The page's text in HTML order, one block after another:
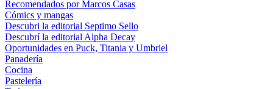
Recomendados por Marcos Casas
Cómics y mangas
Descubri la editorial Septimo Sello
Descubrí la editorial Alpha Decay
Oportunidades en Puck, Titania y Umbriel
Panadería
Cocina
Pastelería